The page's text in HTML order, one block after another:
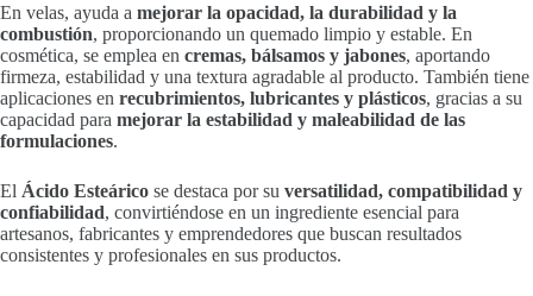
En velas, ayuda a mejorar la opacidad, la durabilidad y la
combustión, proporcionando un quemado limpio y estable. En
cosmética, se emplea en cremas, bálsamos y jabones, aportando
firmeza, estabilidad y una textura agradable al producto. También tiene
aplicaciones en recubrimientos, lubricantes y plásticos, gracias a su
capacidad para mejorar la estabilidad y maleabilidad de las
formulaciones.
El Ácido Esteárico se destaca por su versatilidad, compatibilidad y
confiabilidad, convirtiéndose en un ingrediente esencial para
artesanos, fabricantes y emprendedores que buscan resultados
consistentes y profesionales en sus productos.